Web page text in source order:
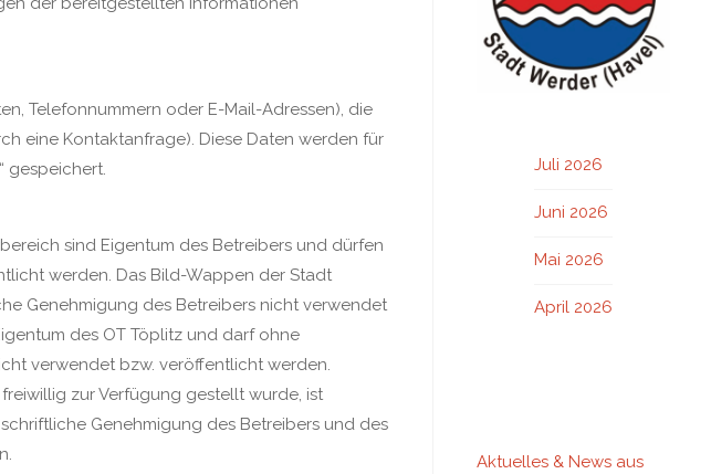
Telefonnummern oder E-Mail-Adressen), die
eine Kontaktanfrage). Diese Daten werden für
gespeichert.
sind Eigentum des Betreibers und dürfen
werden. Das Bild-Wappen der Stadt
Genehmigung des Betreibers nicht verwendet
des OT Töplitz und darf ohne
verwendet bzw. veröffentlicht werden.
zur Verfügung gestellt wurde, ist
Genehmigung des Betreibers und des
Juli 2026
Juni 2026
Mai 2026
April 2026
Aktuelles & News aus